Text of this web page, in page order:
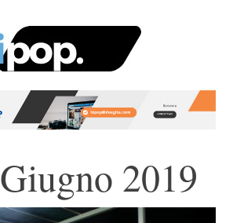
Giugno 2019